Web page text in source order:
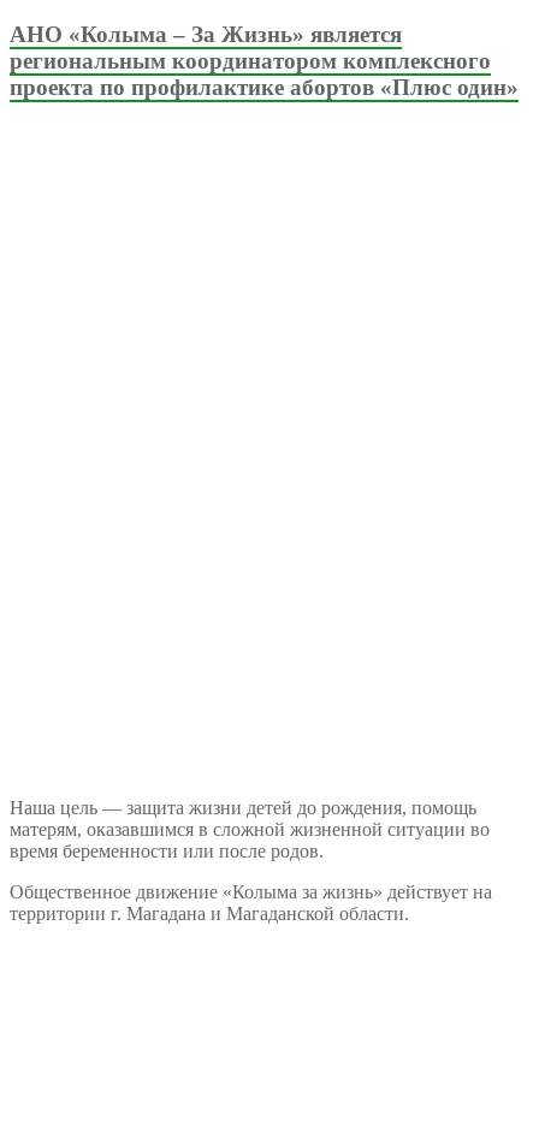
АНО «Колыма – За Жизнь» является
региональным координатором комплексного
проекта по профилактике абортов «Плюс один»
Наша цель — защита жизни детей до рождения, помощь
матерям, оказавшимся в сложной жизненной ситуации во
время беременности или после родов.
Общественное движение «Колыма за жизнь» действует на
территории г. Магадана и Магаданской области.